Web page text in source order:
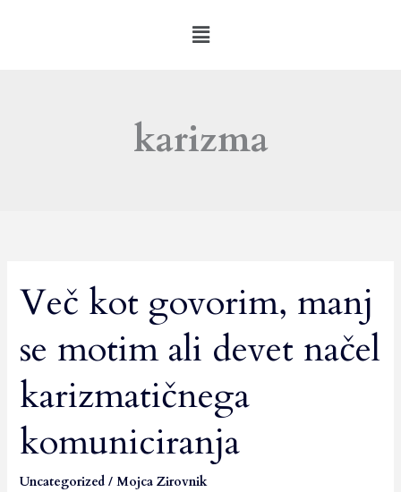
Menu
karizma
Več kot govorim, manj
se motim ali devet načel
karizmatičnega
komuniciranja
Uncategorized/ Mojca Zirovnik
Več
kot
manj
se
motim
ali
devet
načel